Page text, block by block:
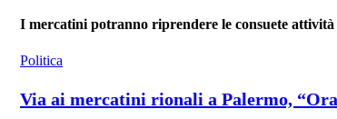
I mercatini potranno riprendere le consuete attività
Politica
Via ai mercatini rionali a Palermo,